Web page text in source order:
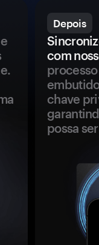
e
Depois
com
chave
possa